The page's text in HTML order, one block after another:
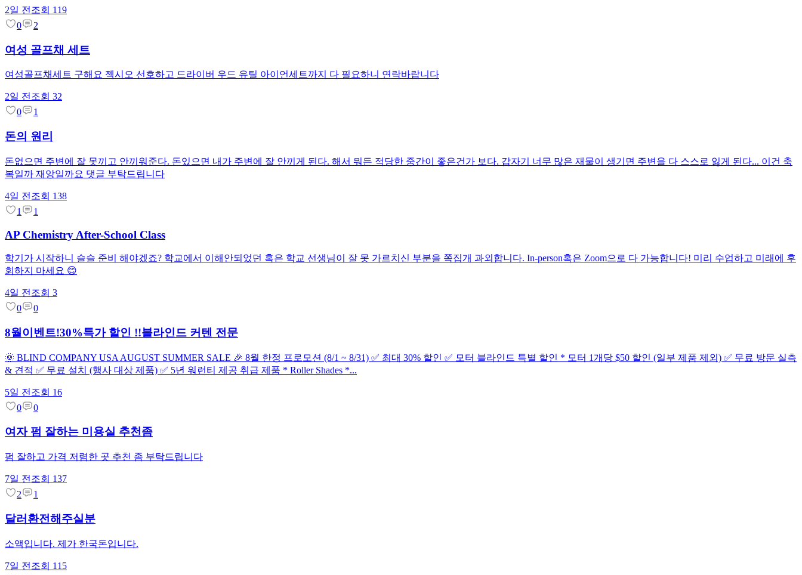
2일 전 조회 119
0
2
여성 골프채 세트
여성골프채세트 구해요 젝시오 선호하고 드라이버 우드 유틸 아이언세트까지 다 필요하니 연락바랍니다
2일 전 조회 32
0
1
돈의 원리
돈없으면 주변에 잘 못끼고 안끼워준다. 돈있으면 내가 주변에 잘 안끼게 된다. 해서 뭐든 적당한 중간이 좋은건가 보다. 갑자기 너무 많은 재물이 생기면 주변을 다 스스로 잃게 된다... 이건 축
복일까 재앙일까요 댓글 부탁드립니다
4일 전 조회 138
1
1
AP Chemistry After-School Class
학기가 시작하니 슬슬 준비 해야겠죠? 학교에서 이해안되었던 혹은 학교 선생님이 잘 못 가르치신 부분을 쪽집개 과외합니다. In-person혹은 Zoom으로 다 가능합니다! 미리 수업하고 미래에 후
회하지 마세요 😊
4일 전 조회 3
0
0
8월이벤트!30%특가 할인 !!블라인드 커텐 전문
🌞 BLIND COMPANY USA AUGUST SUMMER SALE 🎉 8월 한정 프로모션 (8/1 ~ 8/31) ✅ 최대 30% 할인 ✅ 모터 블라인드 특별 할인 * 모터 1개당 $50 할인 (일부 제품 제외) ✅ 무료 방문 실측
& 견적 ✅ 무료 설치 (행사 대상 제품) ✅ 5년 워런티 제공 취급 제품 * Roller Shades *...
5일 전 조회 16
0
0
여자 펌 잘하는 미용실 추천좀
펌 잘하고 가격 저렴한 곳 추천 좀 부탁드립니다
7일 전 조회 137
2
1
달러환전해주실분
소액입니다. 제가 한국돈입니다.
7일 전 조회 115